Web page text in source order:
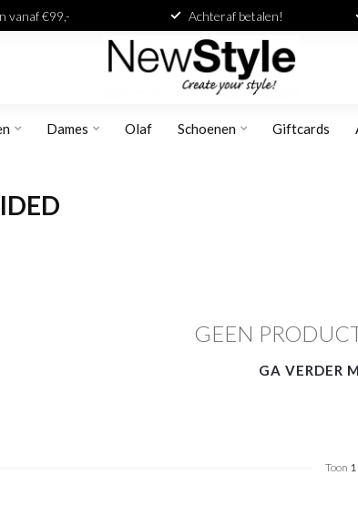
vanaf €99,- Achteraf betalen!
Dames Olaf Schoenen Giftcards
GEEN
GA VERDER
Toon 1